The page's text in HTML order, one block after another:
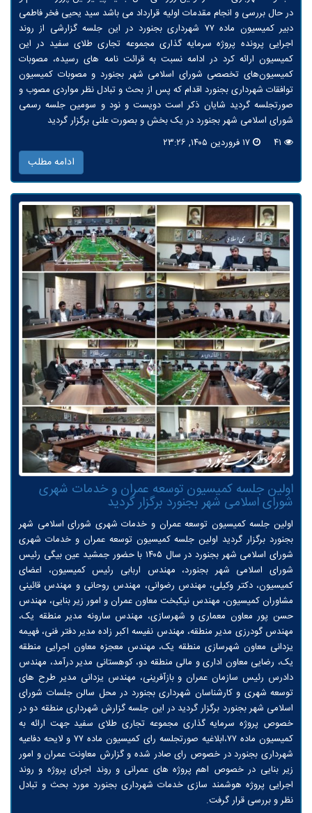
در حال بررسی و انجام مقدمات اولیه قرارداد می باشد سید یحیی فخر فاطمی
دبیر کمیسیون ماده ۷۷ شهرداری بجنورد در این جلسه گزارشی از روند
اجرایی پرونده پروژه سرمایه گذاری مجموعه تجاری طلای سفید در این
کمیسیون ارائه کرد در ادامه نسبت به قرائت نامه های رسیده، مصوبات
کمیسیون‌های تخصصی شورای اسلامی شهر بجنورد و مصوبات کمیسیون
توافقات شهرداری بجنورد اقدام که پس از بحث و تبادل نظر مواردی مصوب و
صورتجلسه گردید شایان ذکر است دویست و نود و سومین جلسه رسمی
شورای اسلامی شهر بجنورد در یک بخش و بصورت علنی برگزار گردید
ادامه مطلب
اولین جلسه کمیسیون توسعه عمران و خدمات شهری
شورای اسلامی شهر بجنورد برگزار گردید
اولین جلسه کمیسیون توسعه عمران و خدمات شهری شورای اسلامی شهر
بجنورد برگزار گردید اولین جلسه کمیسیون توسعه عمران و خدمات شهری
شورای اسلامی شهر بجنورد در سال ۱۴۰۵ با حضور جمشید عین بیگی رئیس
شورای اسلامی شهر بجنورد، مهندس اربابی رئیس کمیسیون، اعضای
کمیسیون، دکتر وکیلی، مهندس رضوانی، مهندس روحانی و مهندس قائینی
مشاوران کمیسیون، مهندس نیکبخت معاون عمران و امور زیر بنایی، مهندس
حسن پور معاون معماری و شهرسازی، مهندس سارونه مدیر منطقه یک،
مهندس گودرزی مدیر منطقه، مهندس نفیسه اکبر زاده مدیر دفتر فنی، فهیمه
یزدانی معاون شهرسازی منطقه یک، مهندس معجزه معاون اجرایی منطقه
یک، رضایی معاون اداری و مالی منطقه دو، کوهستانی مدیر درآمد، مهندس
دادرس رئیس سازمان عمران و بازآفرینی، مهندس یزدانی مدیر طرح های
توسعه شهری و کارشناسان شهرداری بجنورد در محل سالن جلسات شورای
اسلامی شهر بجنورد برگزار گردید در این جلسه گزارش شهرداری منطقه دو در
خصوص پروژه سرمایه گذاری مجموعه تجاری طلای سفید جهت ارائه به
کمیسیون ماده ۷۷،ابلاغیه صورتجلسه رای کمیسیون ماده ۷۷ و لایحه دفاعیه
شهرداری بجنورد در خصوص رای صادر شده و گزارش معاونت عمران و امور
زیر بنایی در خصوص اهم پروژه های عمرانی و روند اجرای پروژه و روند
اجرایی پروژه هوشمند سازی خدمات شهرداری بجنورد مورد بحث و تبادل
نظر و بررسی قرار گرفت.